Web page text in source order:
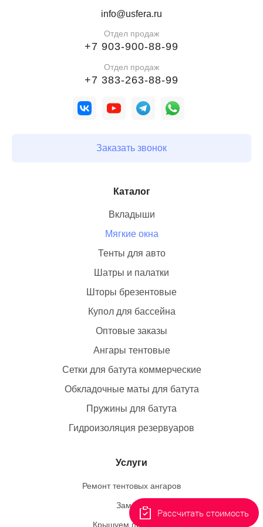
При выборе окон для веранды важно учитывать не
характеристики. Мягкие окна из ПВХ имеют большой
популярными вариантами, такими как деревянные,
металлические, пластиковые окна или стекло.
слабые стороны каждого типа, чтобы сделать
Деревянные окна:
беседки, но они имеют несколько недостатков. Они
могут разбухать от высокой влажности, требуют
регулярно обновлять.Могут быть подвержены
нападению насекомых и грызунов. А так же их
необходимо утеплять в холодное время года.
Металлические окна:
теплозащиту. Самостоятельный монтаж
затруднителен.
Пластиковые окна:
Пластиковые окна - Популярный вариант для
эстетически привлекательны, как другие виды окон, а
монтаж - целый ритуал. Относительно высокая
Стеклянные окна:
Каталог
Вкладыши
Мягкие окна
Тенты для авто
Шатры и палатки
Шторы брезентовые
Купол для бассейна
Оптовые заказы
Ангары тентовые
Сетки для батута коммерческие
Обкладочные маты для батута
Пружины для батута
Гидроизоляция резервуаров
Услуги
Ремонт тентовых ангаров
Замеры
Крышуем пингвинов
info@usfera.ru
Отдел продаж
+7 903-900-88-99
Отдел продаж
+7 383-263-88-99
Заказать звонок
Рассчитать стоимость